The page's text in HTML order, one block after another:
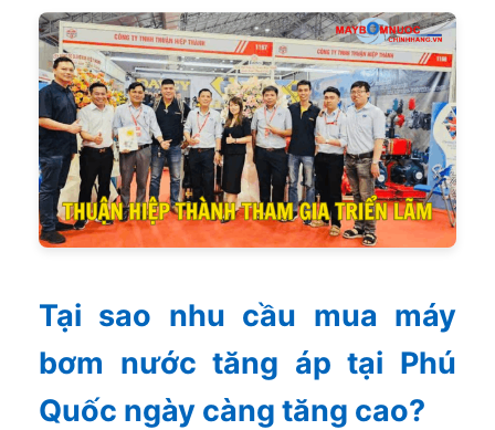
Tại sao nhu cầu mua máy
bơm nước tăng áp tại Phú
Quốc ngày càng tăng cao?